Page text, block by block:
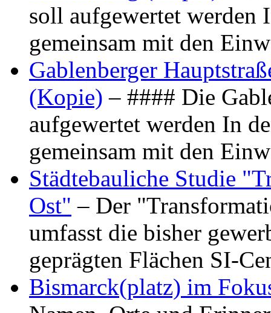
soll aufgewertet werden
gemeinsam mit den
Gablenberger
(Kopie) – #### Die
aufgewertet werden In
gemeinsam mit den
Städtebauliche Studie
Ost" – Der
umfasst die bisher
geprägten Flächen SI-
Bismarck(platz) im